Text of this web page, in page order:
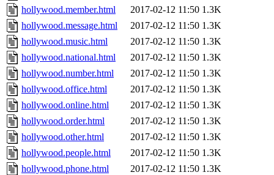
hollywood.member.html
2017-02-12 11:50 1.3K
hollywood.message.html
2017-02-12 11:50 1.3K
hollywood.music.html
2017-02-12 11:50 1.3K
hollywood.national.html
2017-02-12 11:50 1.3K
hollywood.number.html
2017-02-12 11:50 1.3K
hollywood.office.html
2017-02-12 11:50 1.3K
hollywood.online.html
2017-02-12 11:50 1.3K
hollywood.order.html
2017-02-12 11:50 1.3K
hollywood.other.html
2017-02-12 11:50 1.3K
hollywood.people.html
2017-02-12 11:50 1.3K
hollywood.phone.html
2017-02-12 11:50 1.3K